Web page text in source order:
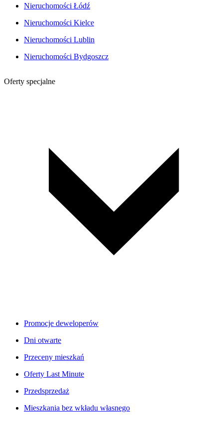
Nieruchomości Łódź
Nieruchomości Kielce
Nieruchomości Lublin
Nieruchomości Bydgoszcz
Oferty specjalne
Promocje deweloperów
Dni otwarte
Przeceny mieszkań
Oferty Last Minute
Przedsprzedaż
Mieszkania bez wkładu własnego